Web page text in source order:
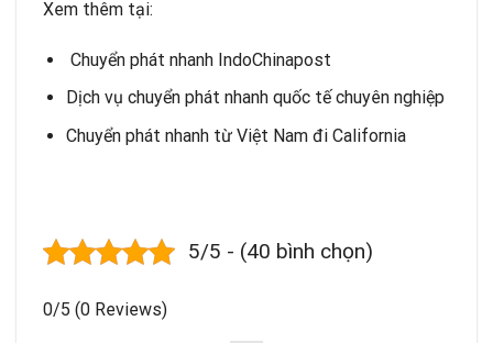
Xem thêm tại:
Chuyển phát nhanh IndoChinapost
Dịch vụ chuyển phát nhanh quốc tế chuyên nghiệp
Chuyển phát nhanh từ Việt Nam đi California
5/5 - (40 bình chọn)
0/5 (0 Reviews)